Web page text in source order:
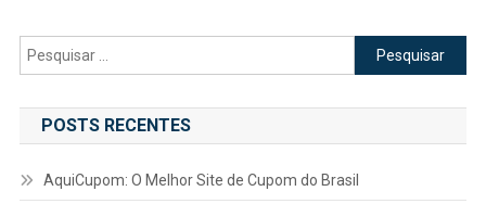
Pesquisar
por:
POSTS RECENTES
AquiCupom: O Melhor Site de Cupom do Brasil